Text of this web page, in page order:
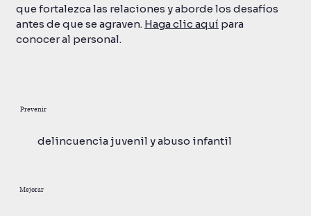
que fortalezca las relaciones y aborde los desafíos
antes de que se agraven. Haga clic aquí para
conocer al personal.
Prevenir
delincuencia juvenil y abuso infantil
Mejorar